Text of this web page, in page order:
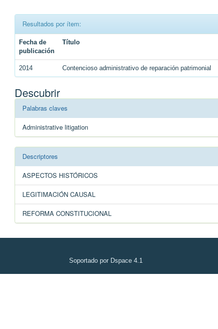
Resultados por ítem:
Fecha de
publicación
Título
2014 Contencioso administrativo de reparación patrimonial
Descubrir
Palabras claves
Administrative litigation
Descriptores
ASPECTOS HISTÓRICOS
LEGITIMACIÓN CAUSAL
REFORMA CONSTITUCIONAL
Soportado por Dspace 4.1